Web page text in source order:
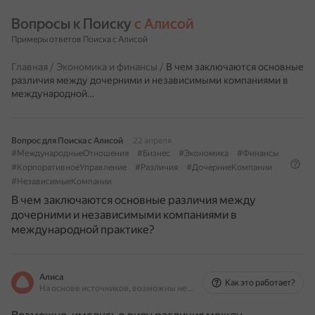
Вопросы к Поиску с Алисой
Примеры ответов Поиска с Алисой
Главная / Экономика и финансы / В чем заключаются основные
различия между дочерними и независимыми компаниями в
международной…
Вопрос для Поиска с Алисой
22 апреля
#МеждународныеОтношения
#Бизнес #Экономика
#Финансы
#КорпоративноеУправление
#Различия
#ДочерниеКомпании
#НезависимыеКомпании
В чем заключаются основные различия между
дочерними и независимыми компаниями в
международной практике?
Алиса
На основе источников, возможны неточности
Как это работает?